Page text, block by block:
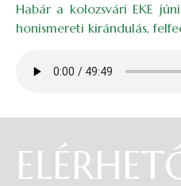
Habár a kolozsvári EKE
honismereti kirándulás,